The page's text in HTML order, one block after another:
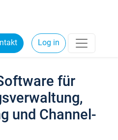
Log in
für
und Channel-